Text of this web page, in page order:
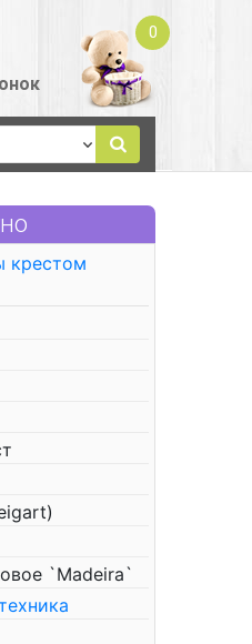
0
крестом
`Madeira`